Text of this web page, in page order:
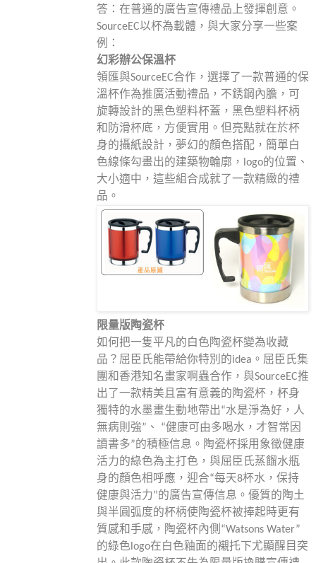
答：在普通的廣告宣傳禮品上發揮創意。
SourceEC以杯為載體，與大家分享一些案
例：
幻彩辦公保溫杯
領匯與SourceEC合作，選擇了一款普通的保
溫杯作為推廣活動禮品，不銹鋼內膽，可
旋轉設計的黑色塑料杯蓋，黑色塑料杯柄
和防滑杯底，方便實用。但亮點就在於杯
身的攝紙設計，夢幻的顏色搭配，簡單白
色線條勾畫出的建築物輪廓，logo的位置、
大小適中，這些組合成就了一款精緻的禮
品。
限量版陶瓷杯
如何把一隻平凡的白色陶瓷杯變為收藏
品？屈臣氏能帶給你特別的idea。屈臣氏集
團和香港知名畫家啊蟲合作，與SourceEC推
出了一款精美且富有意義的陶瓷杯，杯身
獨特的水墨畫生動地帶出“水是淨為好，人
無病則強”、 “健康可由多喝水，才智常因
讀書多”的積極信息。陶瓷杯採用象徵健康
活力的綠色為主打色，與屈臣氏蒸餾水瓶
身的顏色相呼應，迎合“每天8杯水，保持
健康與活力”的廣告宣傳信息。優質的陶土
與半圓弧度的杯柄使陶瓷杯被捧起時更有
質感和手感，陶瓷杯內側“Watsons Water”
的綠色logo在白色釉面的襯托下尤顯醒目突